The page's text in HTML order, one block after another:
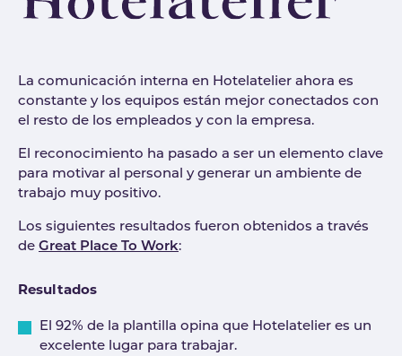
La comunicación interna en Hotelatelier ahora es
constante y los equipos están mejor conectados con
el resto de los empleados y con la empresa.
El reconocimiento ha pasado a ser un elemento clave
para motivar al personal y generar un ambiente de
trabajo muy positivo.
Los siguientes resultados fueron obtenidos a través
de Great Place To Work:
Resultados
El 92% de la plantilla opina que Hotelatelier es un
excelente lugar para trabajar.